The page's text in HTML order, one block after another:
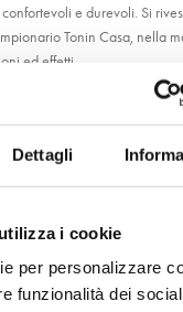
Dettagli
i cookie
per personalizzare
funzionalità dei
e durevoli. Si
Tonin Casa, nella
ed effetti.
PRODOTTO